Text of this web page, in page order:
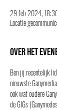
29 feb 2024,
Locatie
Over het
Ben jij recentelijk
nieuwste
ook wat oudere
de GIGs